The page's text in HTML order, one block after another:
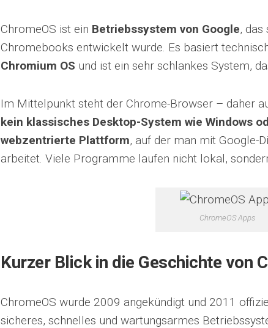
ChromeOS ist ein Betriebssystem von Google, das
Chromebooks entwickelt wurde. Es basiert
Chromium OS und ist ein sehr schlankes System,
Im Mittelpunkt steht der Chrome-Browser – daher
kein klassisches Desktop-System wie Windows
webzentrierte Plattform, auf der man mit Google-
arbeitet. Viele Programme laufen nicht lokal,
ChromeOS Apps
Kurzer Blick in die Geschichte von
ChromeOS wurde 2009 angekündigt und 2011
sicheres, schnelles und wartungsarmes